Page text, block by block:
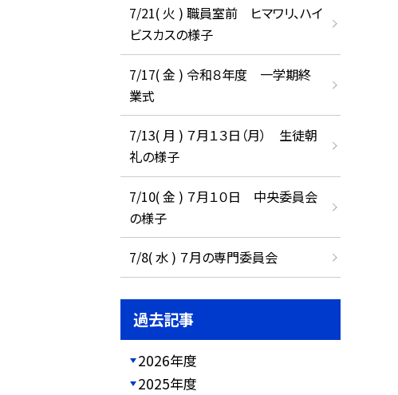
7/21( 火 ) 職員室前 ヒマワリ、ハイ
ビスカスの様子
7/17( 金 ) 令和８年度 一学期終
業式
7/13( 月 ) ７月１３日（月） 生徒朝
礼の様子
7/10( 金 ) ７月１０日 中央委員会
の様子
7/8( 水 ) ７月の専門委員会
過去記事
2026年度
2025年度